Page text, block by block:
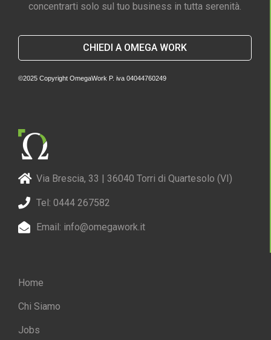
concentrarti solo sul tuo business in tutta serenità.
CHIEDI A OMEGA WORK
©2025 Copyright OmegaWork P. iva 04044760249
Via Brescia, 33 | 36040 Torri di Quartesolo (VI)
Tel: 0444 267582
Email: info@omegawork.it
Home
Chi Siamo
Jobs